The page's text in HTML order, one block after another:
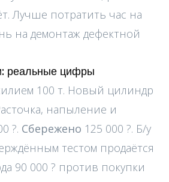
Лучше потратить час на
на демонтаж дефектной
реальные цифры
100 т. Новый цилиндр
напыление и
?. Сбережено 125 000 ?. Б/у
тестом продаётся
90 000 ? против покупки